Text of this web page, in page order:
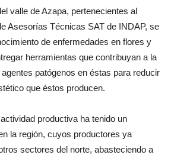
valle de Azapa, pertenecientes al
Asesorías Técnicas SAT de INDAP, se
de enfermedades en flores y
herramientas que contribuyan a la
patógenos en éstas para reducir
que éstos producen.
productiva ha tenido un
la región, cuyos productores ya
sectores del norte, abasteciendo a